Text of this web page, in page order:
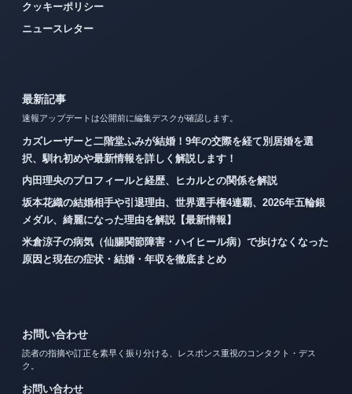
クッキーポリシー
ニュースレター
最新記事
速報アップデートは公開前に編集デスクが確認します。
カズレーザーと二階堂ふみが結婚！9年の交際を経て別居婚を選
択、馴れ初めや最新情報を詳しく解説します！
内田理央のプロフィールと経歴、ヒカルとの関係を解説
坂本花織の結婚相手や引退理由、世界選手権4連覇、2026年五輪銀
メダル、綺麗になった理由を解説【最新情報】
米倉涼子の病気（仙腸関節障害・ハイヒール病）で歩けなくなった
原因と現在の症状・結婚・年収を徹底まとめ
お問い合わせ
読者の指摘や訂正を素早く振り分ける、レスポンス重視のコンタクト・デス
ク。
お問い合わせ